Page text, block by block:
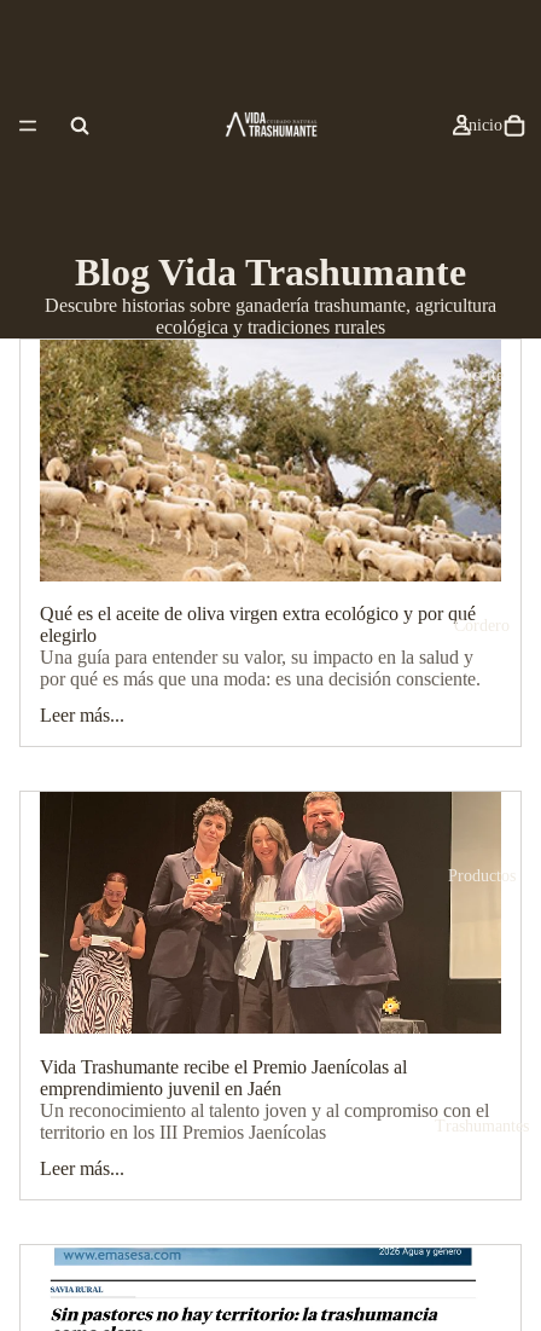
Inicio
Aceite
Cordero
Productos
Trashumantes
Blog Vida Trashumante
Descubre historias sobre ganadería trashumante, agricultura
ecológica y tradiciones rurales
Qué es el aceite de oliva virgen extra ecológico y por qué
elegirlo
Una guía para entender su valor, su impacto en la salud y
por qué es más que una moda: es una decisión consciente.
Leer más...
Vida Trashumante recibe el Premio Jaenícolas al
emprendimiento juvenil en Jaén
Un reconocimiento al talento joven y al compromiso con el
territorio en los III Premios Jaenícolas
Leer más...